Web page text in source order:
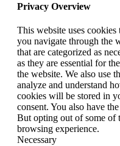
Privacy Overview
This website uses
you navigate through the
that are categorized as
as they are essential for
the website. We also use
analyze and understand
cookies will be stored in
consent. You also have
But opting out of some of
browsing experience.
Necessary